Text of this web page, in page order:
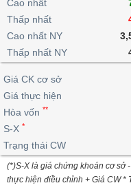
Giao
dịch
nội
bộ
Niên
giám
Tài
liệu
cổ
đông
Định
giá
Nước
ngoài
Tự
doanh
Top
cổ
phiếu
Bản
dịch
Chứng
quyền
Tổng
quan
Thống
kê
dịch
Định
Thống
kê
giao
dịch
Tin
tức
tích
kỹ
thuật
Bảng
giá
Bộ
lọc
cổ
phiếu
mô
lai
Chứng
quyền
Trái
phiếu
doanh
nghiệp
Đào
Dịch
vụ
Cao nhất
Thấp nhất
Cao nhất NY
Thấp nhất NY
Giá CK cơ sở
Giá thực hiện
Hòa vốn **
S-X *
Trạng thái CW
(*)S-X là giá chứng khoán cơ sở
thực hiện điều chỉnh + Giá CW *
BẤT
ĐỘNG
SẢN
TÀI
CHÍNH
HÀNG
HÓA